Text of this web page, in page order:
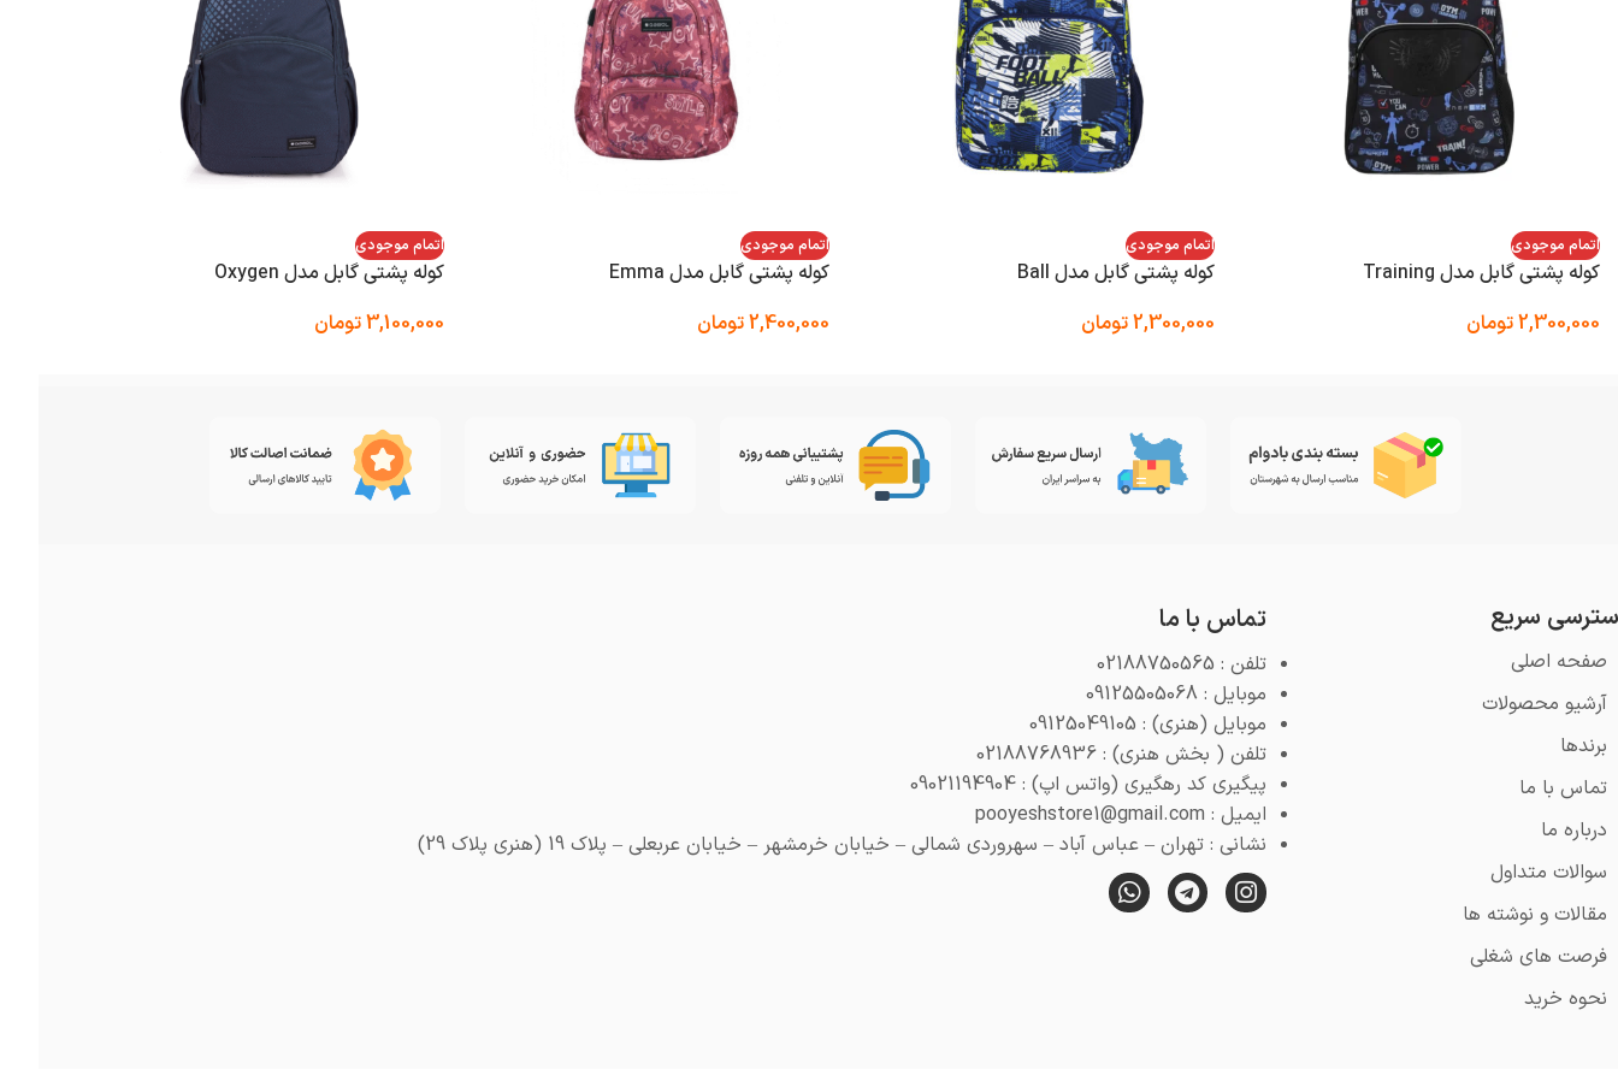
اتمام موجودی
کوله پشتی گابل مدل Training
2,300,000تومان
اتمام موجودی
کوله پشتی گابل مدل Ball
2,300,000تومان
اتمام موجودی
کوله پشتی گابل مدل Emma
2,400,000تومان
اتمام موجودی
کوله پشتی گابل مدل Oxygen
3,100,000تومان
سریع
صفحه اصلی
آرشیو محصولات
برندها
تماس با ما
درباره ما
سوالات متداول
مقالات و نوشته ها
فرصت های شغلی
نحوه خرید
تماس با ما
تلفن : 02188750565
موبایل : 09125505068
موبایل (هنری) : 09125049105
تلفن ( بخش هنری) : 02188768936
پیگیری کد رهگیری (واتس اپ) : 09021194904
ایمیل : pooyeshstore1@gmail.com
نشانی : تهران – عباس آباد – سهروردی شمالی – خیابان خرمشهر – خیابان عربعلی – پلاک 19 (هنری پلاک 29)